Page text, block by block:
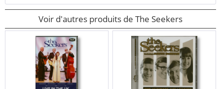
Voir d'autres produits de The Seekers